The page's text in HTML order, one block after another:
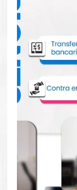
Aprovecha
productos.
visítanos hoy
impresora
Xerox,
para impresoras
Dónde
C600 C605
Tienda autorizada
abastecerte de
impresoras C600
productos
duradero para tus